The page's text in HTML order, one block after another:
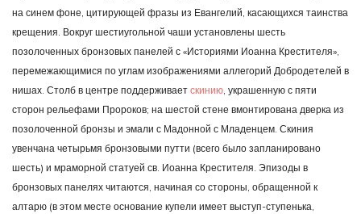
на синем фоне, цитирующей фразы из Евангелий, касающихся таинства
крещения. Вокруг шестиугольной чаши установлены шесть
позолоченных бронзовых панелей с «Историями Иоанна Крестителя»,
перемежающимися по углам изображениями аллегорий Добродетелей в
нишах. Столб в центре поддерживает скинию , украшенную с пяти
сторон рельефами Пророков; на шестой стене вмонтирована дверка из
позолоченной бронзы и эмали с Мадонной с Младенцем. Скиния
увенчана четырьмя бронзовыми путти (всего было запланировано
шесть) и мраморной статуей св. Иоанна Крестителя. Эпизоды в
бронзовых панелях читаются, начиная со стороны, обращенной к
алтарю (в этом месте основание купели имеет выступ-ступенька,